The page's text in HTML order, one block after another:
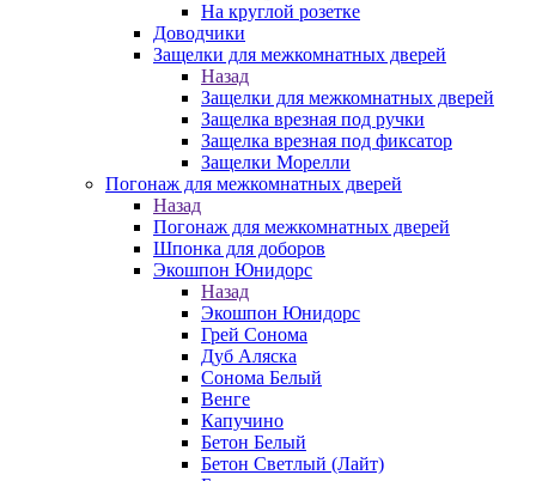
На круглой розетке
Доводчики
Защелки для межкомнатных дверей
Назад
Защелки для межкомнатных дверей
Защелка врезная под ручки
Защелка врезная под фиксатор
Защелки Морелли
Погонаж для межкомнатных дверей
Назад
Погонаж для межкомнатных дверей
Шпонка для доборов
Экошпон Юнидорс
Назад
Экошпон Юнидорс
Грей Сонома
Дуб Аляска
Сонома Белый
Венге
Капучино
Бетон Белый
Бетон Светлый (Лайт)